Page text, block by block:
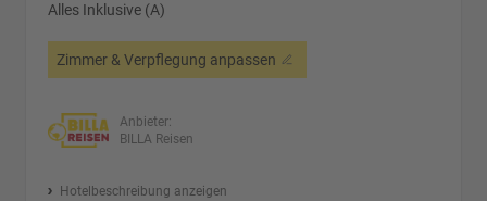
Alles Inklusive (A)
Zimmer & Verpflegung anpassen
Anbieter:
BILLA Reisen
Hotelbeschreibung anzeigen